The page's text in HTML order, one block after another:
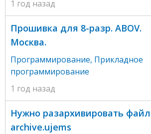
1 год назад
Прошивка для 8-разр. ABOV.
Москва.
Программирование, Прикладное
программирование
1 год назад
Нужно разархивировать файл
archive.ujems